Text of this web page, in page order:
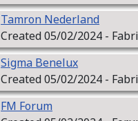
Sigma Benelux
Created 05/02/2024 -
Tamron Nederland
Created 05/02/2024 -
FM Forum